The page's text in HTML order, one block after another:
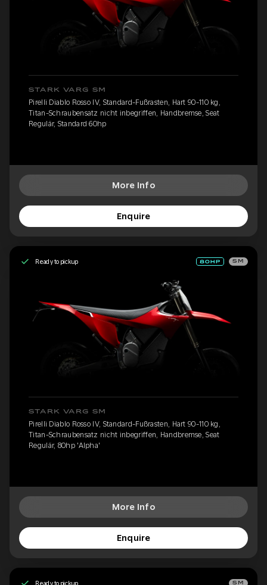
STARK VARG SM
Pirelli Diablo Rosso IV, Standard-Fußrasten, Hart 90-110 kg,
Titan-Schraubensatz nicht inbegriffen, Handbremse, Seat
Regulär, Standard 60hp
More Info
Enquire
Ready to pickup SM
STARK VARG SM
Pirelli Diablo Rosso IV, Standard-Fußrasten, Hart 90-110 kg,
Titan-Schraubensatz nicht inbegriffen, Handbremse, Seat
Regulär, 80hp 'Alpha'
More Info
Enquire
Ready to pickup SM